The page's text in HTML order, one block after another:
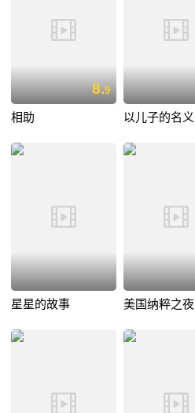
8.9
相助 以儿子的名义
星星的故事 美国纳粹之夜